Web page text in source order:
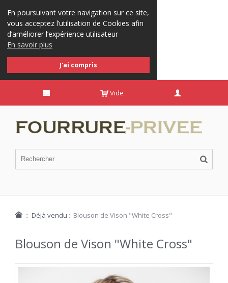
En poursuivant votre navigation sur ce site,
vous acceptez l’utilisation de Cookies afin
d’améliorer l’expérience utilisateur
En savoir plus
J'ai compris
Vide
:: Déjà vendu :: Blouson de Vison "White Cross"
Blouson de Vison "White Cross"